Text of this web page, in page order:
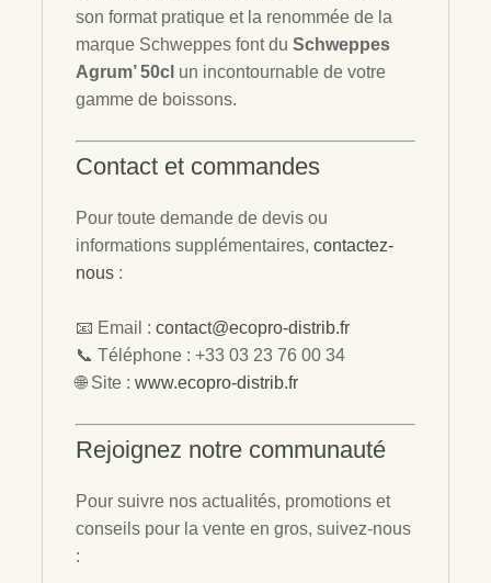
son format pratique et la renommée de la
marque Schweppes font du Schweppes
Agrum’ 50cl un incontournable de votre
gamme de boissons.
Contact et commandes
Pour toute demande de devis ou
informations supplémentaires, contactez-
nous :
📧 Email : contact@ecopro-distrib.fr
📞 Téléphone : +33 03 23 76 00 34
🌐 Site : www.ecopro-distrib.fr
Rejoignez notre communauté
Pour suivre nos actualités, promotions et
conseils pour la vente en gros, suivez-nous
: